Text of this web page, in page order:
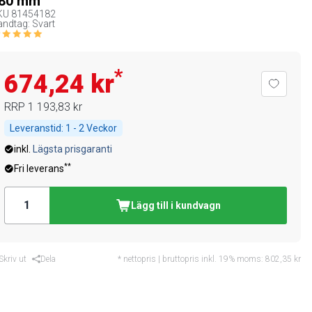
81454182
Svart
674,24 kr*
RRP 1 193,83 kr
Leveranstid: 1 - 2 Veckor
inkl.
Lägsta prisgaranti
Fri leverans**
Lägg till i kundvagn
ut Dela * nettopris | bruttopris inkl. 19% moms: 802,35 kr